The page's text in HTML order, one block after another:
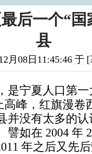
后一个“
县
月08日11:45:46 于
是宁夏人口第
高峰，红旗漫卷
并没有太多的
譬如在 2004 年
年之后又先